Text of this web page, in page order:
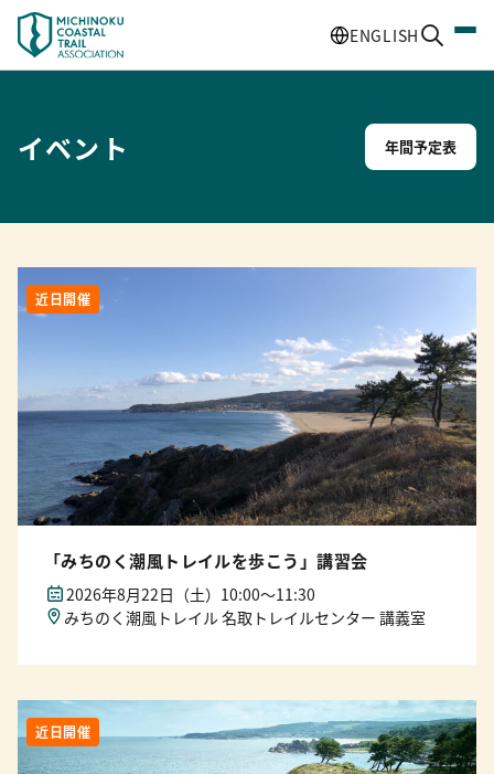
ENGLISH
イベント 年間予定表
近日開催
「みちのく潮風トレイルを歩こう」講習会
2026年8月22日（土）10:00〜11:30
みちのく潮風トレイル 名取トレイルセンター 講義室
近日開催